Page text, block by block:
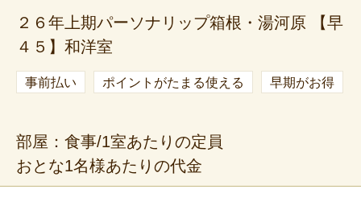
２６年上期パーソナリップ箱根・湯河原 【早
４５】和洋室
事前払い ポイントがたまる使える 早期がお得
部屋：食事/1室あたりの定員
おとな1名様あたりの代金